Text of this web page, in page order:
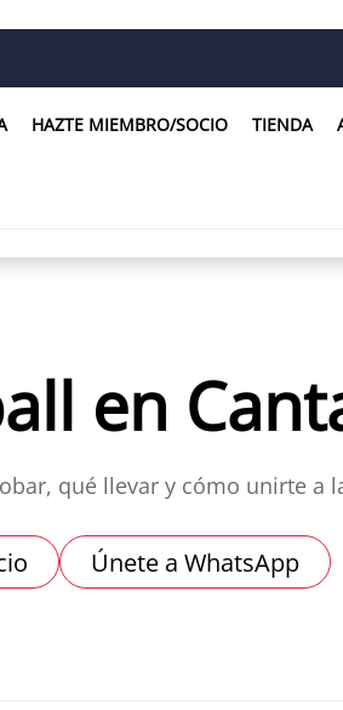
HAZTE MIEMBRO/SOCIO TIENDA
en
qué llevar y cómo unirte a
Únete a WhatsApp